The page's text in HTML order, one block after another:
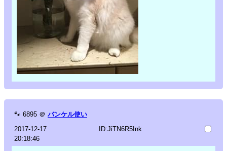
🐾 6895 ＠ バンケル使い
2017-12-17
20:18:46
ID:JiTN6R5Ink